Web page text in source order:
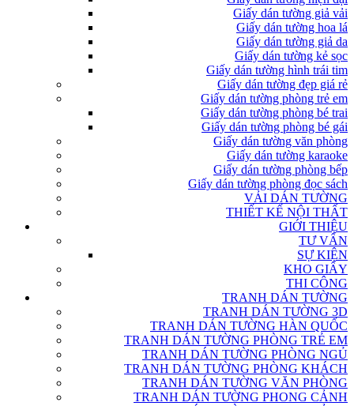
Giấy dán tường giả vải
Giấy dán tường hoa lá
Giấy dán tường giả da
Giấy dán tường kẻ sọc
Giấy dán tường hình trái tim
Giấy dán tường đẹp giá rẻ
Giấy dán tường phòng trẻ em
Giấy dán tường phòng bé trai
Giấy dán tường phòng bé gái
Giấy dán tường văn phòng
Giấy dán tường karaoke
Giấy dán tường phòng bếp
Giấy dán tường phòng đọc sách
VẢI DÁN TƯỜNG
THIẾT KẾ NỘI THẤT
GIỚI THIỆU
TƯ VẤN
SỰ KIỆN
KHO GIẤY
THI CÔNG
TRANH DÁN TƯỜNG
TRANH DÁN TƯỜNG 3D
TRANH DÁN TƯỜNG HÀN QUỐC
TRANH DÁN TƯỜNG PHÒNG TRẺ EM
TRANH DÁN TƯỜNG PHÒNG NGỦ
TRANH DÁN TƯỜNG PHÒNG KHÁCH
TRANH DÁN TƯỜNG VĂN PHÒNG
TRANH DÁN TƯỜNG PHONG CẢNH